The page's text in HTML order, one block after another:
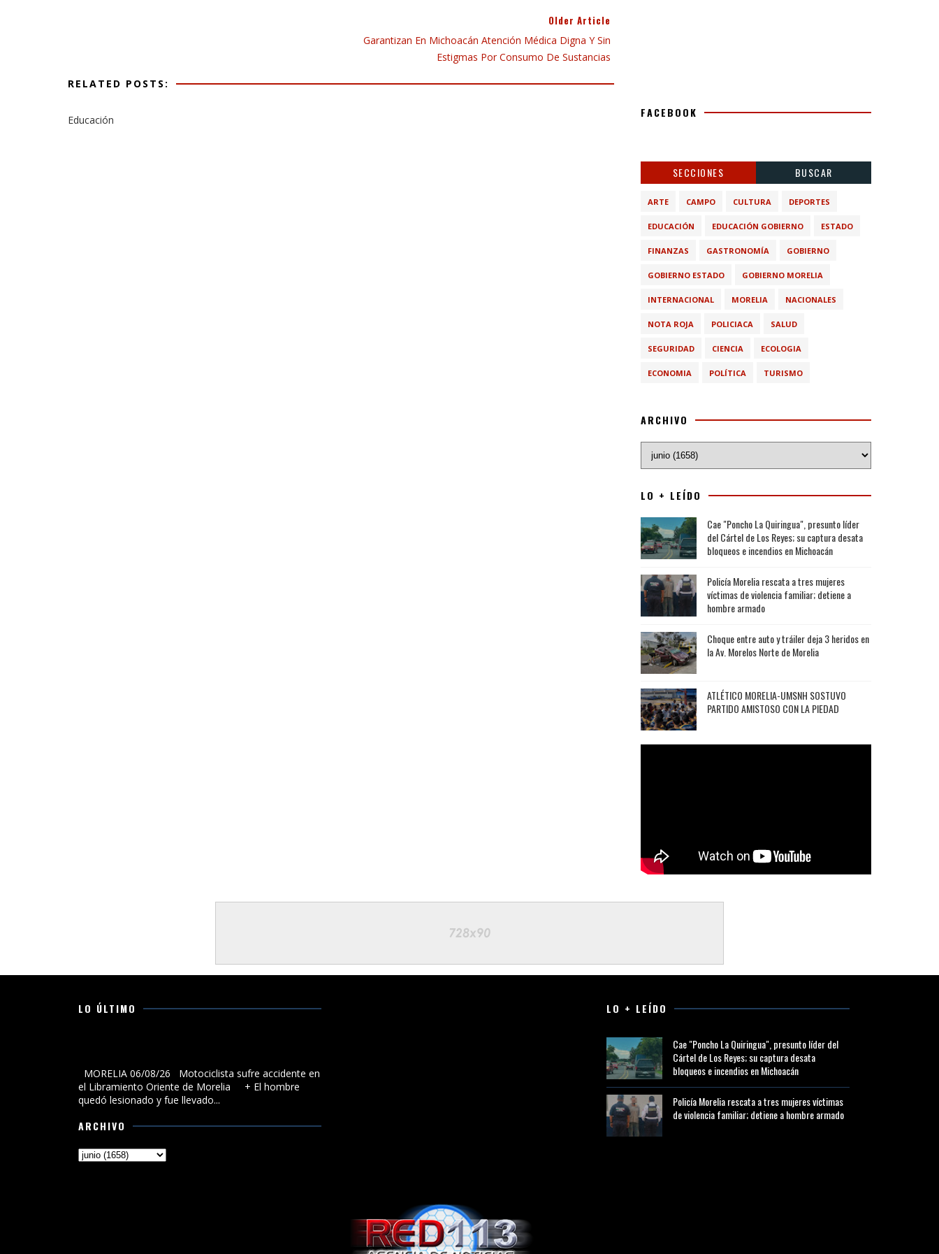
Older Article
Garantizan En Michoacán Atención Médica Digna Y Sin
Estigmas Por Consumo De Sustancias
RELATED POSTS:
Educación
FACEBOOK
SECCIONES BUSCAR
ARTE CAMPO CULTURA DEPORTES
EDUCACIÓN EDUCACIÓN GOBIERNO ESTADO
FINANZAS GASTRONOMÍA GOBIERNO
GOBIERNO ESTADO GOBIERNO MORELIA
INTERNACIONAL MORELIA NACIONALES
NOTA ROJA POLICIACA SALUD
SEGURIDAD CIENCIA ECOLOGIA
ECONOMIA POLÍTICA TURISMO
ARCHIVO
LO + LEÍDO
Cae "Poncho La Quiringua", presunto líder
del Cártel de Los Reyes; su captura desata
bloqueos e incendios en Michoacán
Policía Morelia rescata a tres mujeres
víctimas de violencia familiar; detiene a
hombre armado
Choque entre auto y tráiler deja 3 heridos en
la Av. Morelos Norte de Morelia
ATLÉTICO MORELIA-UMSNH SOSTUVO
PARTIDO AMISTOSO CON LA PIEDAD
LO ÚLTIMO
MORELIA 06/08/26 Motociclista sufre accidente en
el Libramiento Oriente de Morelia + El hombre
quedó lesionado y fue llevado...
ARCHIVO
LO + LEÍDO
Cae "Poncho La Quiringua", presunto líder del
Cártel de Los Reyes; su captura desata
bloqueos e incendios en Michoacán
Policía Morelia rescata a tres mujeres víctimas
de violencia familiar; detiene a hombre armado